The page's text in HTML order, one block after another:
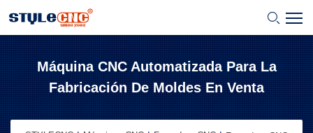
Máquina CNC Automatizada Para La
Fabricación De Moldes En Venta